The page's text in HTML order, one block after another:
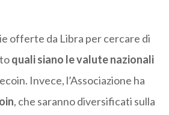
offerte da Libra per cercare di
quali siano le valute nazionali
Invece, l’Associazione ha
, che saranno diversificati sulla